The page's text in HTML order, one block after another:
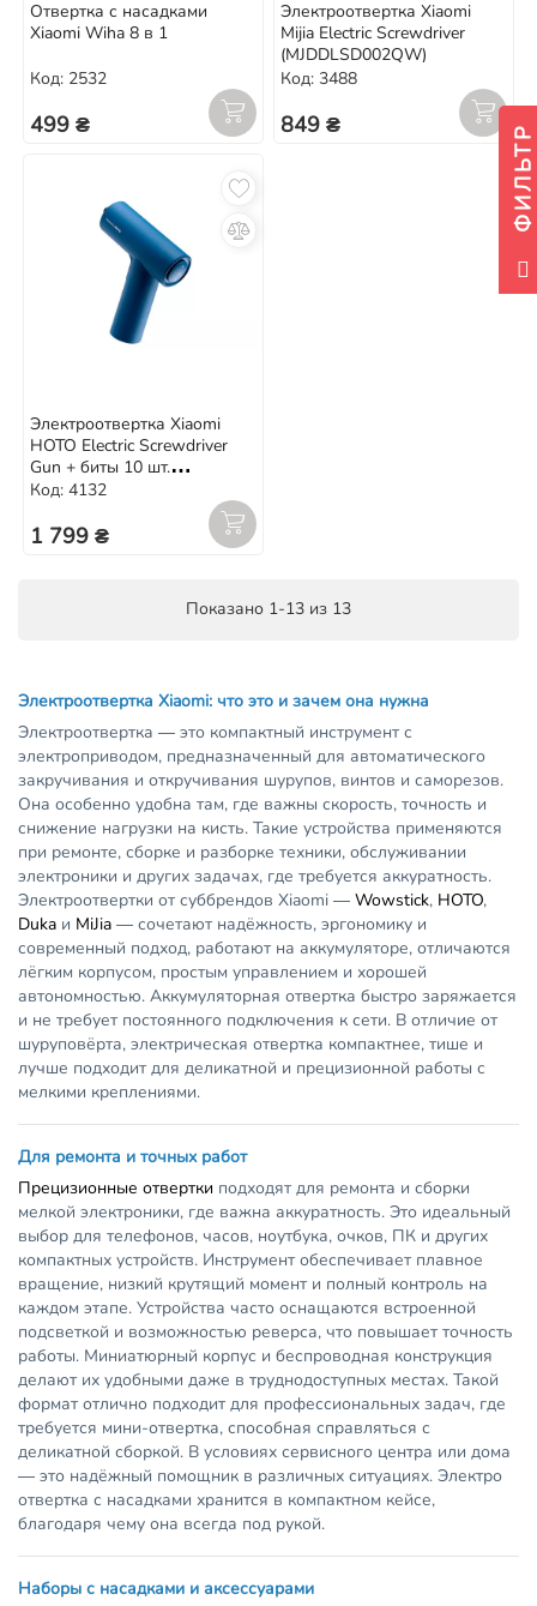
Отвертка с насадками
Xiaomi Wiha 8 в 1
Код: 2532
499 ₴
Электроотвертка Xiaomi
Mijia Electric Screwdriver
(MJDDLSD002QW)
Код: 3488
849 ₴
Электроотвертка Xiaomi
HOTO Electric Screwdriver
Gun + биты 10 шт.
(QWLSD008) Blue
Код: 4132
1 799 ₴
Показано 1-13 из 13
Электроотвертка Xiaomi: что это и зачем она нужна
Электроотвертка — это компактный инструмент с
электроприводом, предназначенный для автоматического
закручивания и откручивания шурупов, винтов и саморезов.
Она особенно удобна там, где важны скорость, точность и
снижение нагрузки на кисть. Такие устройства применяются
при ремонте, сборке и разборке техники, обслуживании
электроники и других задачах, где требуется аккуратность.
Электроотвертки от суббрендов Xiaomi — Wowstick, HOTO,
Duka и MiJia — сочетают надёжность, эргономику и
современный подход, работают на аккумуляторе, отличаются
лёгким корпусом, простым управлением и хорошей
автономностью. Аккумуляторная отвертка быстро заряжается
и не требует постоянного подключения к сети. В отличие от
шуруповёрта, электрическая отвертка компактнее, тише и
лучше подходит для деликатной и прецизионной работы с
мелкими креплениями.
Для ремонта и точных работ
Прецизионные отвертки подходят для ремонта и сборки
мелкой электроники, где важна аккуратность. Это идеальный
выбор для телефонов, часов, ноутбука, очков, ПК и других
компактных устройств. Инструмент обеспечивает плавное
вращение, низкий крутящий момент и полный контроль на
каждом этапе. Устройства часто оснащаются встроенной
подсветкой и возможностью реверса, что повышает точность
работы. Миниатюрный корпус и беспроводная конструкция
делают их удобными даже в труднодоступных местах. Такой
формат отлично подходит для профессиональных задач, где
требуется мини-отвертка, способная справляться с
деликатной сборкой. В условиях сервисного центра или дома
— это надёжный помощник в различных ситуациях. Электро
отвертка с насадками хранится в компактном кейсе,
благодаря чему она всегда под рукой.
Наборы с насадками и аксессуарами
ФИЛЬТР